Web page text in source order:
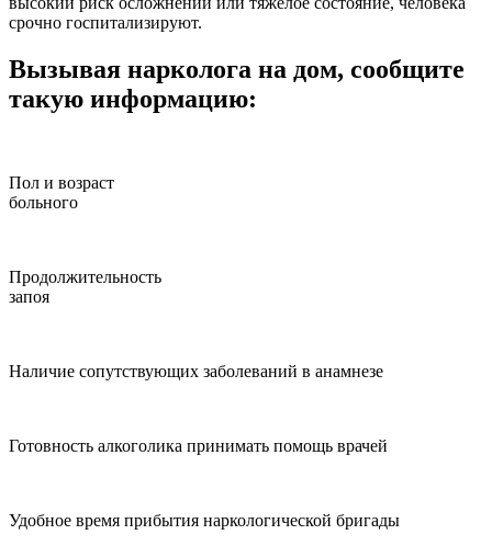
срочно госпитализируют.
Вызывая нарколога на дом, сообщите
такую информацию:
Пол и возраст
больного
Продолжительность
запоя
Наличие сопутствующих заболеваний в анамнезе
Готовность алкоголика принимать помощь врачей
Удобное время прибытия наркологической бригады